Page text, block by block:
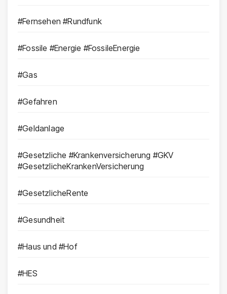
#Fernsehen #Rundfunk
#Fossile #Energie #FossileEnergie
#Gas
#Gefahren
#Geldanlage
#Gesetzliche #Krankenversicherung #GKV
#GesetzlicheKrankenVersicherung
#GesetzlicheRente
#Gesundheit
#Haus und #Hof
#HES